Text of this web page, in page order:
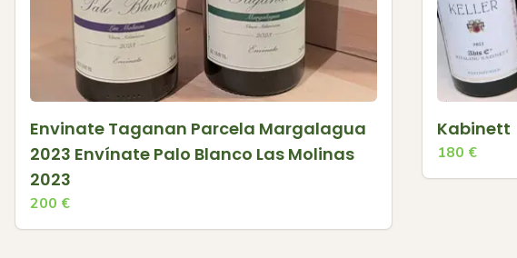
Envinate Taganan Parcela Margalagua
2023 Envínate Palo Blanco Las Molinas
2023
200 €
Kabinett
180 €